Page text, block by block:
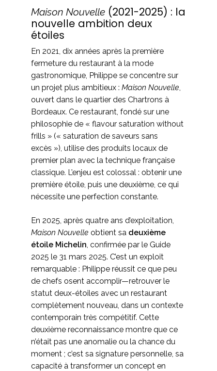
Maison Nouvelle (2021-2025) : la
nouvelle ambition deux
étoiles
En 2021, dix années après la première
fermeture du restaurant à la mode
gastronomique, Philippe se concentre sur
un projet plus ambitieux : Maison Nouvelle,
ouvert dans le quartier des Chartrons à
Bordeaux. Ce restaurant, fondé sur une
philosophie de « flavour saturation without
frills » (« saturation de saveurs sans
excès »), utilise des produits locaux de
premier plan avec la technique française
classique. L’enjeu est colossal : obtenir une
première étoile, puis une deuxième, ce qui
nécessite une perfection constante.
En 2025, après quatre ans d’exploitation,
Maison Nouvelle obtient sa deuxième
étoile Michelin, confirmée par le Guide
2025 le 31 mars 2025. C’est un exploit
remarquable : Philippe réussit ce que peu
de chefs osent accomplir—retrouver le
statut deux-étoiles avec un restaurant
complètement nouveau, dans un contexte
contemporain très compétitif. Cette
deuxième reconnaissance montre que ce
n’était pas une anomalie ou la chance du
moment ; c’est sa signature personnelle, sa
capacité à transformer un concept en